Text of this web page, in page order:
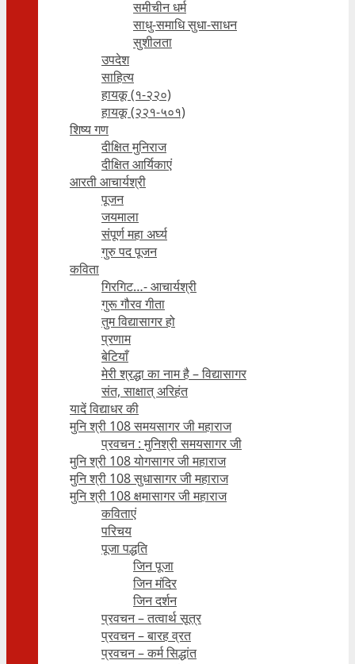
समीचीन धर्म
साधु-समाधि सुधा-साधन
सुशीलता
उपदेश
साहित्य
हायकू (१‍-२२०)
हायकू (२२१-५०१)
शिष्य गण
दीक्षित मुनिराज
दीक्षित आर्यिकाएं
आरती आचार्यश्री
पूजन
जयमाला
संपूर्ण महा अर्घ्य
गुरु पद पूजन
कविता
गिरगिट…- आचार्यश्री
गुरू गौरव गीता
तुम विद्यासागर हो
प्रणाम
बेटियाँ
मेरी श्रद्धा का नाम है – विद्यासागर
संत, साक्षात् अरिहंत
यादें विद्याधर की
मुनि श्री 108 समयसागर जी महाराज
प्रवचन : मुनिश्री समयसागर जी
मुनि श्री 108 योगसागर जी महाराज
मुनि श्री 108 सुधासागर जी महाराज
मुनि श्री 108 क्षमासागर जी महाराज
कविताएं
परिचय
पूजा पद्धति
जिन पूजा
जिन मंदिर
जिन दर्शन
प्रवचन – तत्वार्थ सूत्र
प्रवचन – बारह व्रत
प्रवचन – कर्म सिद्धांत